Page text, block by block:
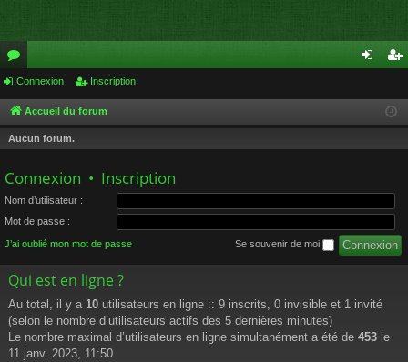
or
u
m
cri
Connexion Inscription
Accueil du forum
Aucun forum.
Connexion • Inscription
Nom d’utilisateur :
Mot de passe :
J’ai oublié mon mot de passe Se souvenir de moi
Qui est en ligne ?
Au total, il y a 10 utilisateurs en ligne :: 9 inscrits, 0 invisible et 1 invité
(selon le nombre d’utilisateurs actifs des 5 dernières minutes)
Le nombre maximal d’utilisateurs en ligne simultanément a été de 453 le
11 janv. 2023, 11:50